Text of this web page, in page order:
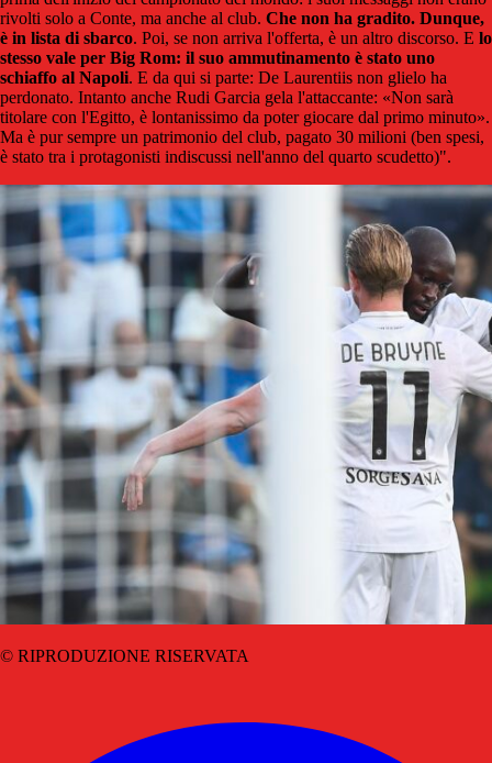
rivolti solo a Conte, ma anche al club. Che non ha gradito. Dunque,
è in lista di sbarco. Poi, se non arriva l'offerta, è un altro discorso. E lo
stesso vale per Big Rom: il suo ammutinamento è stato uno
schiaffo al Napoli. E da qui si parte: De Laurentiis non glielo ha
perdonato. Intanto anche Rudi Garcia gela l'attaccante: «Non sarà
titolare con l'Egitto, è lontanissimo da poter giocare dal primo minuto».
Ma è pur sempre un patrimonio del club, pagato 30 milioni (ben spesi,
è stato tra i protagonisti indiscussi nell'anno del quarto scudetto)".
© RIPRODUZIONE RISERVATA